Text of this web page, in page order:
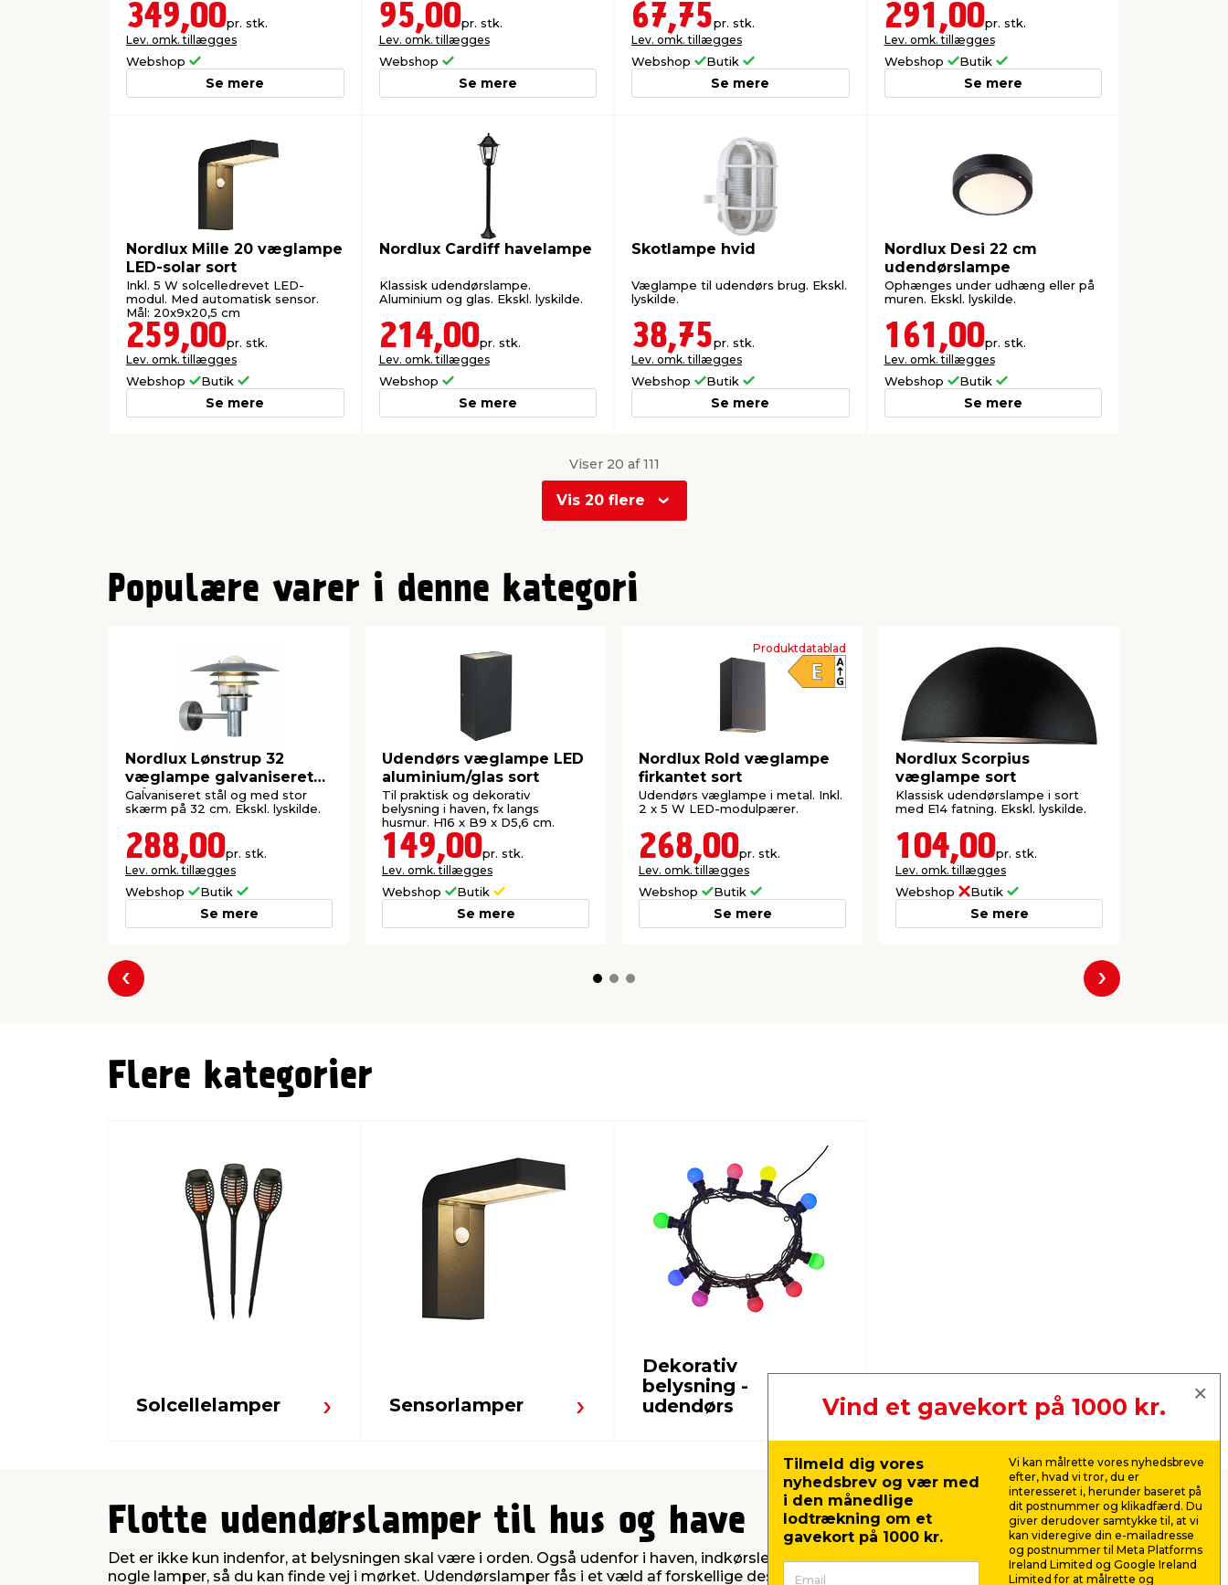
349,00pr. stk.
Lev. omk. tillægges
Webshop
Se mere
95,00pr. stk.
Lev. omk. tillægges
Webshop
Se mere
67,75pr. stk.
Lev. omk. tillægges
Webshop Butik
Se mere
291,00pr. stk.
Lev. omk. tillægges
Webshop Butik
Se mere
Nordlux Mille 20 væglampe
LED-solar sort
Inkl. 5 W solcelledrevet LED-
modul. Med automatisk sensor.
Mål: 20x9x20,5 cm
259,00pr. stk.
Lev. omk. tillægges
Webshop Butik
Se mere
Nordlux Cardiff havelampe
Klassisk udendørslampe.
Aluminium og glas. Ekskl. lyskilde.
214,00pr. stk.
Lev. omk. tillægges
Webshop
Se mere
Skotlampe hvid
Væglampe til udendørs brug. Ekskl.
lyskilde.
38,75pr. stk.
Lev. omk. tillægges
Webshop Butik
Se mere
Nordlux Desi 22 cm
udendørslampe
Ophænges under udhæng eller på
muren. Ekskl. lyskilde.
161,00pr. stk.
Lev. omk. tillægges
Webshop Butik
Se mere
Viser 20 af 111
Vis 20 flere
2
3
Populære varer i denne kategori
Nordlux Lønstrup 32
væglampe galvaniseret
stål
Galvaniseret stål og med stor
skærm på 32 cm. Ekskl. lyskilde.
288,00pr. stk.
Lev. omk. tillægges
Webshop Butik
Se mere
Udendørs væglampe LED
aluminium/glas sort
Til praktisk og dekorativ
belysning i haven, fx langs
husmur. H16 x B9 x D5,6 cm.
149,00pr. stk.
Lev. omk. tillægges
Webshop Butik
Se mere
Produktdatablad
Nordlux Rold væglampe
firkantet sort
Udendørs væglampe i metal. Inkl.
2 x 5 W LED-modulpærer.
268,00pr. stk.
Lev. omk. tillægges
Webshop Butik
Se mere
Nordlux Scorpius
væglampe sort
Klassisk udendørslampe i sort
med E14 fatning. Ekskl. lyskilde.
104,00pr. stk.
Lev. omk. tillægges
Webshop Butik
Se mere
Forrige Næste
Flere kategorier
Solcellelamper Sensorlamper
Dekorativ
belysning -
udendørs
Flotte udendørslamper til hus og have
Det er ikke kun indenfor, at belysningen skal være i orden. Også udenfor i haven, indkørslen og omkring huset er det nødvendigt med
nogle lamper, så du kan finde vej i mørket. Udendørslamper fås i et væld af forskellige designs, og i jem & fix har vi et kæmpe udvalg af
Vind et gavekort på 1000 kr.
Tilmeld dig vores
nyhedsbrev og vær med
i den månedlige
lodtrækning om et
gavekort på 1000 kr.
Vi kan målrette vores nyhedsbreve
efter, hvad vi tror, du er
interesseret i, herunder baseret på
dit postnummer og klikadfærd. Du
giver derudover samtykke til, at vi
kan videregive din e-mailadresse
og postnummer til Meta Platforms
Ireland Limited og Google Ireland
Limited for at målrette og